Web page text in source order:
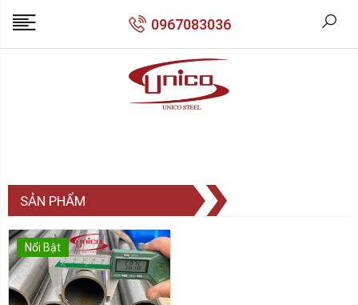
0967083036
SẢN PHẨM
Nổi Bật